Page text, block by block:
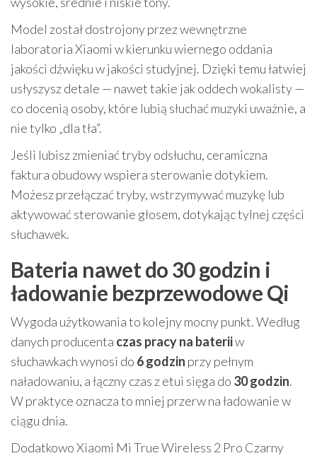
Model został dostrojony przez wewnętrzne
laboratoria Xiaomi w kierunku wiernego oddania
jakości dźwięku w jakości studyjnej. Dzięki temu łatwiej
usłyszysz detale — nawet takie jak oddech wokalisty —
co docenią osoby, które lubią słuchać muzyki uważnie, a
nie tylko „dla tła”.
Jeśli lubisz zmieniać tryby odsłuchu, ceramiczna
faktura obudowy wspiera sterowanie dotykiem.
Możesz przełączać tryby, wstrzymywać muzykę lub
aktywować sterowanie głosem, dotykając tylnej części
słuchawek.
Bateria nawet do 30 godzin i
ładowanie bezprzewodowe Qi
Wygoda użytkowania to kolejny mocny punkt. Według
danych producenta czas pracy na bateriiw
słuchawkach wynosi do 6 godzin przy pełnym
naładowaniu, a łączny czas z etui sięga do 30 godzin.
W praktyce oznacza to mniej przerw na ładowanie w
ciągu dnia.
Dodatkowo Xiaomi Mi True Wireless 2 Pro Czarny